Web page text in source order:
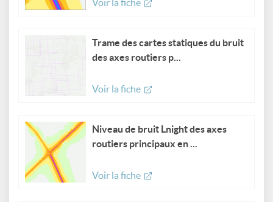
Trame des cartes statiques du bruit
des axes routiers p...
Voir la fiche
Niveau de bruit Lnight des axes
routiers principaux en ...
Voir la fiche